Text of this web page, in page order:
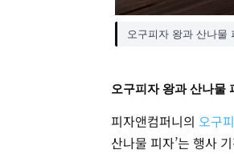
오구피자 왕과 산나물
오구피자 왕과 산나물
피자앤컴퍼니의 오구
산나물 피자’는 행사